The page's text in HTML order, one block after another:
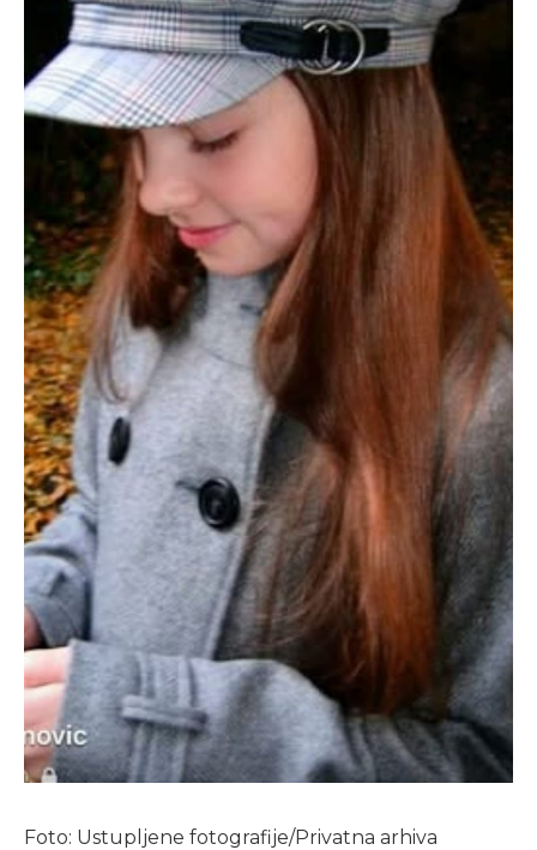
Foto: Ustupljene fotografije/Privatna arhiva